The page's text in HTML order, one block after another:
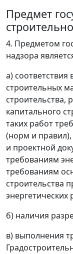
Предмет
4. Предметом
надзора
а)
строительных
строительства,
капитального
таких работ
(норм и
и проектной
требованиям
требованиям
строительства
энергетических
б) наличия
в) выполнения